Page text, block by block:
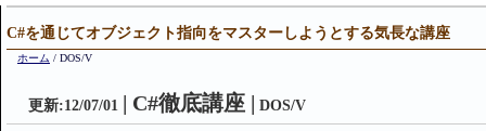
C#を通じてオブジェクト指向をマスターしようとする気長な講座
ホーム / DOS/V
更新:12/07/01 | C#徹底講座 | DOS/V